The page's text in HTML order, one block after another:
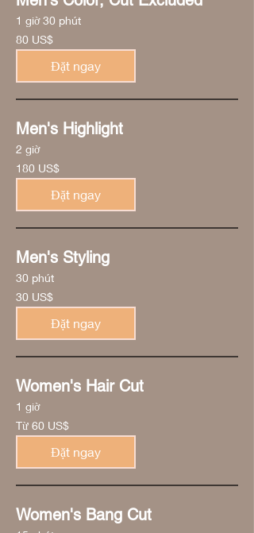
1 giờ 30 phút
80
đô
la
80 US$
Đặt ngay
Men's Highlight
2 giờ
180
đô
la
180 US$
Đặt ngay
Men's Styling
30 phút
30
đô
la
30 US$
Đặt ngay
Women's Hair Cut
1 giờ
Từ
60
đô
Từ 60 US$
Đặt ngay
Women's Bang Cut